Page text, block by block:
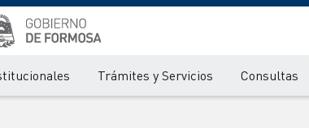
Trámites y Servicios Consultas